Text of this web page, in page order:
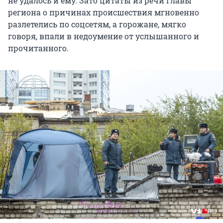
региона о причинах происшествия мгновенно
разлетелись по соцсетям, а горожане, мягко
говоря, впали в недоумение от услышанного и
прочитанного.